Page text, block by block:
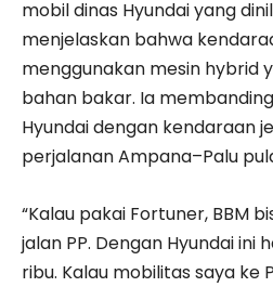
mobil dinas Hyundai yang
menjelaskan bahwa
menggunakan mesin hybrid
bahan bakar. Ia
Hyundai dengan kendaraan
perjalanan Ampana–Palu
“Kalau pakai Fortuner, BBM
jalan PP. Dengan Hyundai ini
ribu. Kalau mobilitas saya ke